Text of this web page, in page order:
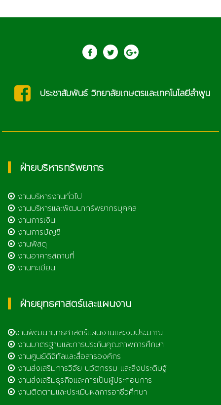
saraban@lcat.ac.th
ฝ่ายบริหารทรัพยากร
งานบริหารงานทั่วไป
งานบริหารและพัฒนาทรัพยากรบุคคล
งานการเงิน
งานการบัญชี
งานพัสดุ
งานอาคารสถานที่
งานทะเบียน
ฝ่ายยุทธศาสตร์และแผนงาน
งานพัฒนายุทธศาสตร์แผนงานและงบประมาณ
งานมาตรฐานและการประกันคุณภาพการศึกษา
งานศูนย์ดิจิทัลและสื่อสารองค์กร
งานส่งเสริมการวิจัย นวัตกรรม และสิ่งประดิษฐ์
งานส่งเสริมธุรกิจและการเป็นผู้ประกอบการ
งานติดตามและประเมินผลการอาชีวศึกษา